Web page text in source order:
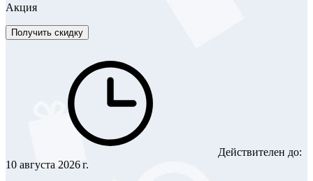
Акция
Получить скидку
Действителен до:
10 августа 2026 г.